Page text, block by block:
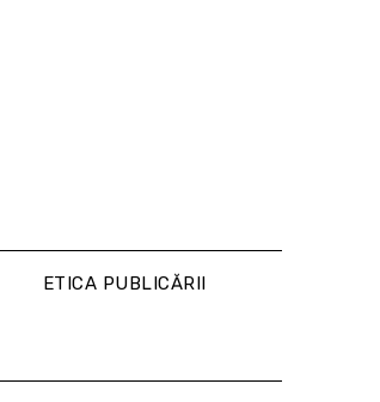
ETICA PUBLICĂRII